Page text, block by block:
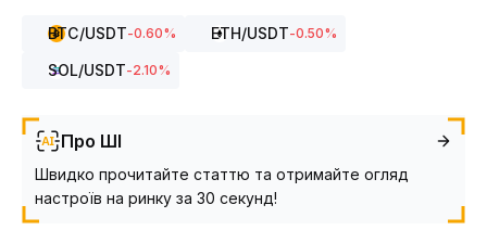
BTC/USDT-0.60% ETH/USDT-0.50%
SOL/USDT-2.10%
Про ШІ
Швидко прочитайте статтю та отримайте огляд
настроїв на ринку за 30 секунд!